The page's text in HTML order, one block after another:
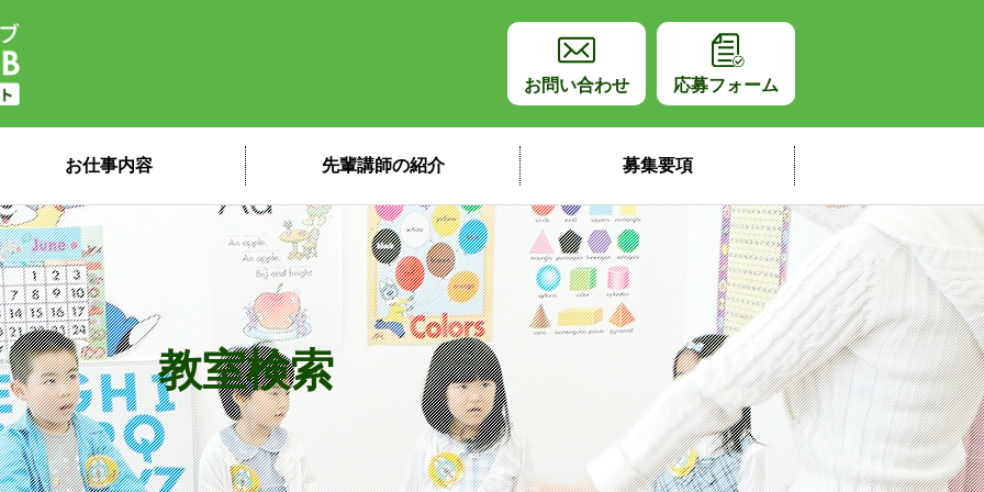
子ども英会話ペッピーキッズクラブ 講師採用サイト
お問い合わせ 応募フォーム
お仕事内容 先輩講師の紹介 募集要項
教室検索